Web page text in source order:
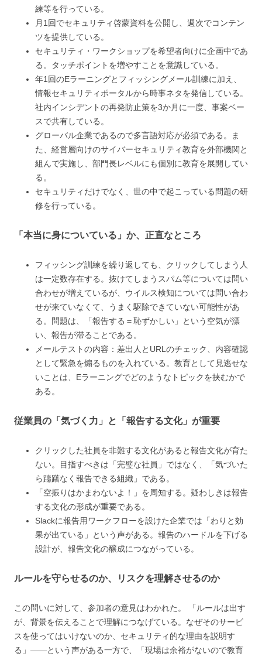
練等を行っている。
月1回でセキュリティ啓蒙資料を公開し、週次でコンテン
ツを提供している。
セキュリティ・ワークショップを希望者向けに企画中であ
る。タッチポイントを増やすことを意識している。
年1回のEラーニングとフィッシングメール訓練に加え、
情報セキュリティポータルから時事ネタを発信している。
社内インシデントの再発防止策を3か月に一度、事案ベー
スで共有している。
グローバル企業であるので多言語対応が必須である。ま
た、経営層向けのサイバーセキュリティ教育を外部機関と
組んで実施し、部門長レベルにも個別に教育を展開してい
る。
セキュリティだけでなく、世の中で起こっている問題の研
修を行っている。
「本当に身についている」か、正直なところ
フィッシング訓練を繰り返しても、クリックしてしまう人
は一定数存在する。抜けてしまうスパム等については問い
合わせが増えているが、ウイルス検知については問い合わ
せが来ていなくて、うまく駆除できていない可能性があ
る。問題は、「報告する＝恥ずかしい」という空気が漂
い、報告が滞ることである。
メールテストの内容：差出人とURLのチェック、内容確認
として緊急を煽るものを入れている。教育として見逃せな
いことは、Eラーニングでどのようなトピックを挟むかで
ある。
従業員の「気づく力」と「報告する文化」が重要
クリックした社員を非難する文化があると報告文化が育た
ない。目指すべきは「完璧な社員」ではなく、「気づいた
ら躊躇なく報告できる組織」である。
「空振りはかまわないよ！」を周知する。疑わしきは報告
する文化の形成が重要である。
Slackに報告用ワークフローを設けた企業では「わりと効
果が出ている」という声がある。報告のハードルを下げる
設計が、報告文化の醸成につながっている。
ルールを守らせるのか、リスクを理解させるのか
この問いに対して、参加者の意見はわかれた。 「ルールは出す
が、背景を伝えることで理解につなげている。なぜそのサービ
スを使ってはいけないのか、セキュリティ的な理由を説明す
る」——という声がある一方で、「現場は余裕がないので教育